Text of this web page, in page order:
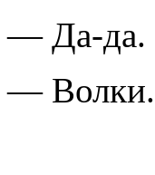
— Да-да.
— Волки.